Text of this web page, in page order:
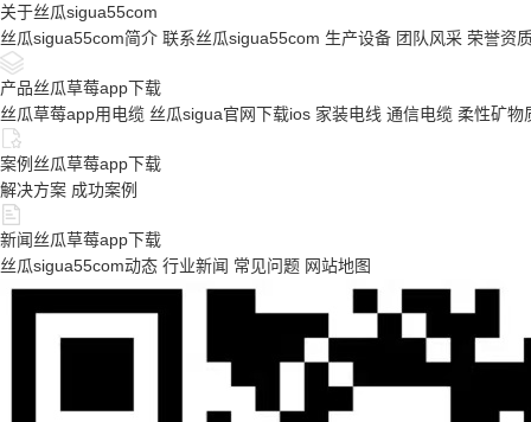
关于丝瓜sigua55com
丝瓜sigua55com简介 联系丝瓜sigua55com 生产设备 团队风采 荣誉资
产品丝瓜草莓app下载
丝瓜草莓app用电缆 丝瓜sigua官网下载ios 家装电线 通信电缆 柔性矿物
案例丝瓜草莓app下载
解决方案 成功案例
新闻丝瓜草莓app下载
丝瓜sigua55com动态 行业新闻 常见问题 网站地图